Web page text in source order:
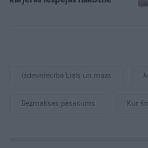
Izdevniecība Liels un mazs
Bezmaksas pasākums Kur